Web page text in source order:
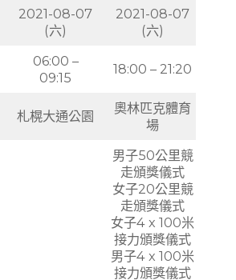
2021-08-07
(六)
2021-08-07
(六)
06:00 –
09:15
18:00 – 21:20
札榥大通公園
奧林匹克體育
場
男子50公里競
走頒獎儀式
女子20公里競
走頒獎儀式
女子4 x 100米
接力頒獎儀式
男子4 x 100米
接力頒獎儀式